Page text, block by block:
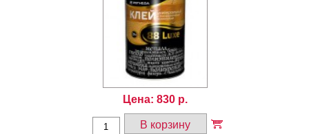
Цена: 830 р.
В корзину